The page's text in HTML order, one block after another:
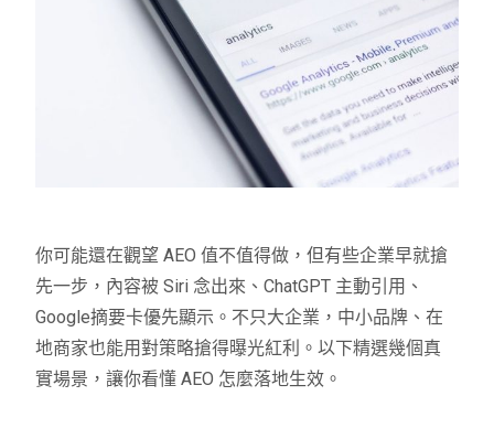
你可能還在觀望 AEO 值不值得做，但有些企業早就搶
先一步，內容被 Siri 念出來、ChatGPT 主動引用、
Google摘要卡優先顯示。不只大企業，中小品牌、在
地商家也能用對策略搶得曝光紅利。以下精選幾個真
實場景，讓你看懂 AEO 怎麼落地生效。